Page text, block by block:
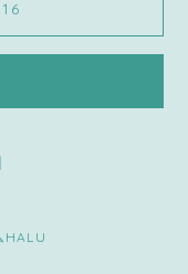
HALU